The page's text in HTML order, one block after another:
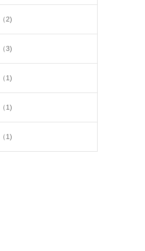
（2)
（3)
（1)
（1)
（1)